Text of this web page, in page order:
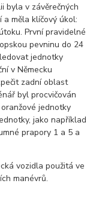
byla v závěrečných
měla klíčový úkol:
První pravidelné
pevninu do 24
jednotky
v Německu
zadní oblast
byl procvičován
jednotky
jako například
prapory 1 a 5 a
vozidla použitá ve
manévrů.